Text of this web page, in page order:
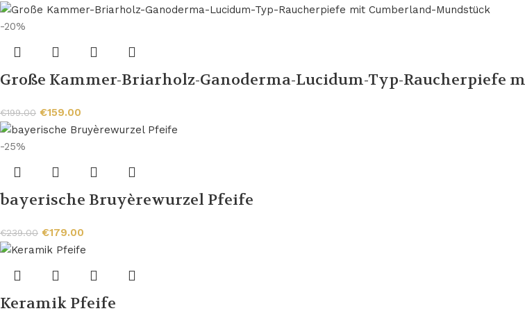
-20%
Große Kammer-Briarholz-Ganoderma-Lucidum-Typ-Raucherpiefe
€199.00 €159.00
-25%
bayerische Bruyèrewurzel Pfeife
€239.00 €179.00
Keramik Pfeife